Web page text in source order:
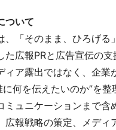
ついて
、「そのまま、ひろげる
た広報PRと広告宣伝の
ィア露出ではなく、企業
に何を伝えたいのか”を
ミュニケーションまで含
広報戦略の策定、メディ